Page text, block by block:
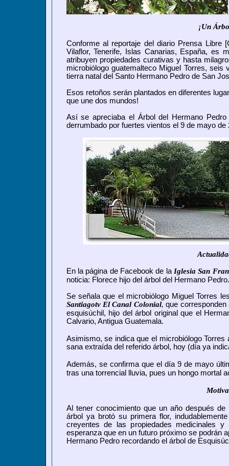
¡Un
Conforme al reportaje del diario Prensa Libre
Vilaflor, Tenerife, Islas Canarias, España, es
atribuyen propiedades curativas y hasta
microbiólogo guatemalteco Miguel Torres,
tierra natal del Santo Hermano Pedro de San
Esos retoños serán plantados en diferentes
que une dos mundos!
Así se apreciaba el Árbol del Hermano
derrumbado por fuertes vientos el 9 de mayo de
En la página de Facebook de la Iglesia San
noticia: Florece hijo del árbol del Hermano Pedro.
Se señala que el microbiólogo Miguel Torres
Santiagotv El Canal Colonial, que
esquisúchil, hijo del árbol original que el
Calvario, Antigua Guatemala.
Asimismo, se indica que el microbiólogo
sana extraída del referido árbol, hoy (día ya
Además, se confirma que el día 9 de mayo
tras una torrencial lluvia, pues un hongo mortal
Al tener conocimiento que un año después de
árbol ya brotó su primera flor,
creyentes de las propiedades medicinales
esperanza que en un futuro próximo se podrán
Hermano Pedro recordando el árbol de